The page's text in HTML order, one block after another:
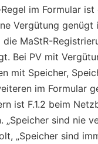
im Formular ist
Vergütung genügt
die MaStR-
Bei PV mit
mit Speicher,
im Formular
ist F.1.2 beim
„Speicher sind nie
„Speicher sind